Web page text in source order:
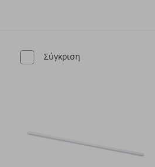
Σύγκριση